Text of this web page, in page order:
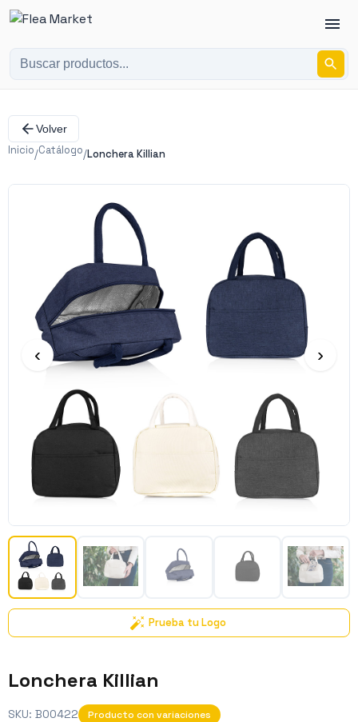
Volver
Inicio/Catálogo/Lonchera Killian
‹ ›
Prueba tu Logo
Lonchera Killian
SKU: BO0422 Producto con variaciones